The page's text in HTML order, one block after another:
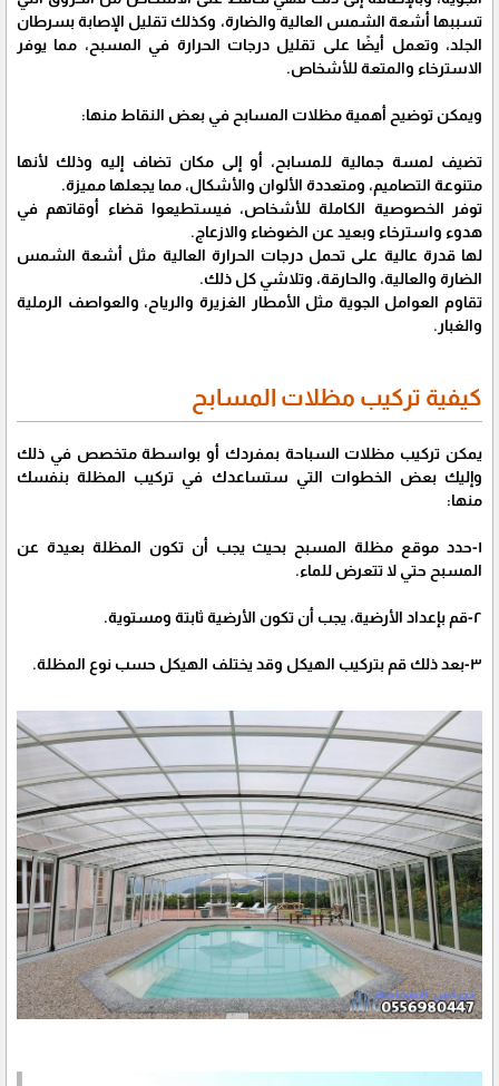
تسببها أشعة الشمس العالية والضارة، وكذلك تقليل الإصابة بسرطان
الجلد، وتعمل أيضًا على تقليل درجات الحرارة في المسبح، مما يوفر
الاسترخاء والمتعة للأشخاص.
ويمكن توضيح أهمية مظلات المسابح في بعض النقاط منها:
تضيف لمسة جمالية للمسابح، أو إلى مكان تضاف إليه وذلك لأنها
متنوعة التصاميم، ومتعددة الألوان والأشكال، مما يجعلها مميزة.
توفر الخصوصية الكاملة للأشخاص، فيستطيعوا قضاء أوقاتهم في
هدوء واسترخاء وبعيد عن الضوضاء والازعاج.
لها قدرة عالية على تحمل درجات الحرارة العالية مثل أشعة الشمس
الضارة والعالية، والحارقة، وتلاشي كل ذلك.
تقاوم العوامل الجوية مثل الأمطار الغزيرة والرياح، والعواصف الرملية
والغبار.
كيفية تركيب مظلات المسابح
يمكن تركيب مظلات السباحة بمفردك أو بواسطة متخصص في ذلك
وإليك بعض الخطوات التي ستساعدك في تركيب المظلة بنفسك
منها:
١-حدد موقع مظلة المسبح بحيث يجب أن تكون المظلة بعيدة عن
المسبح حتي لا تتعرض للماء.
٢-قم بإعداد الأرضية، يجب أن تكون الأرضية ثابتة ومستوية.
٣-بعد ذلك قم بتركيب الهيكل وقد يختلف الهيكل حسب نوع المظلة.